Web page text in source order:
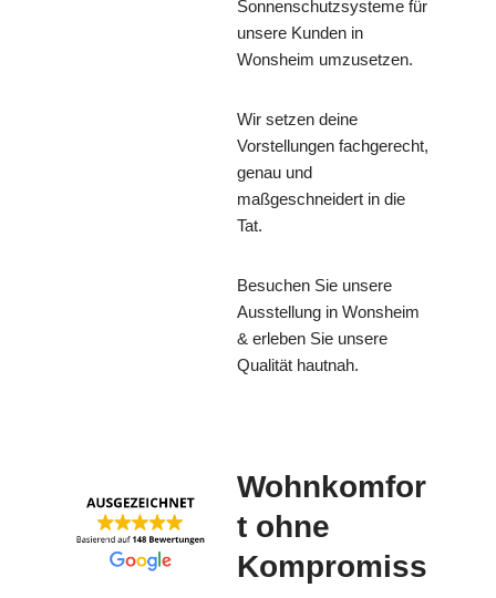
Sonnenschutzsysteme für
unsere Kunden in
Wonsheim umzusetzen.
Wir setzen deine
Vorstellungen fachgerecht,
genau und
maßgeschneidert in die
Tat.
Besuchen Sie unsere
Ausstellung in Wonsheim
& erleben Sie unsere
Qualität hautnah.
Wohnkomfor
t ohne
Kompromiss